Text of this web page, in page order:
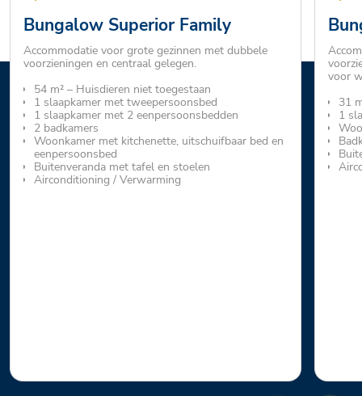
Bungalow Superior Family
Accommodatie voor grote gezinnen met dubbele
voorzieningen en centraal gelegen.
54 m² – Huisdieren niet toegestaan
1 slaapkamer met tweepersoonsbed
1 slaapkamer met 2 eenpersoonsbedden
2 badkamers
Woonkamer met kitchenette, uitschuifbaar bed en
eenpersoonsbed
Buitenveranda met tafel en stoelen
Airconditioning / Verwarming
voor
31
1